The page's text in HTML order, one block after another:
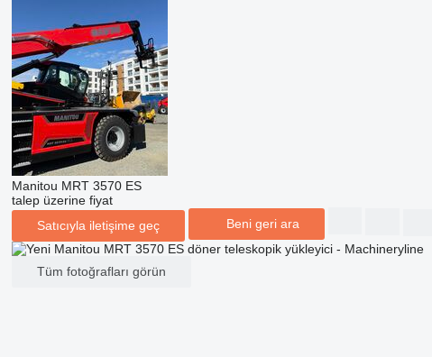
Manitou MRT 3570 ES
talep üzerine fiyat
Satıcıyla iletişime geç
Beni geri ara
Tüm fotoğrafları görün